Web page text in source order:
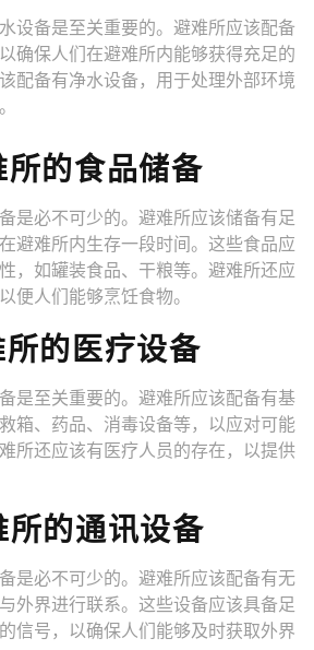
设备是至关重要的。避难所应该配备
确保人们在避难所内能够获得充足的
配备有净水设备，用于处理外部环境
的食品储备
是必不可少的。避难所应该储备有足
避难所内生存一段时间。这些食品应
，如罐装食品、干粮等。避难所还应
便人们能够烹饪食物。
的医疗设备
是至关重要的。避难所应该配备有基
箱、药品、消毒设备等，以应对可能
所还应该有医疗人员的存在，以提供
的通讯设备
是必不可少的。避难所应该配备有无
外界进行联系。这些设备应该具备足
信号，以确保人们能够及时获取外界